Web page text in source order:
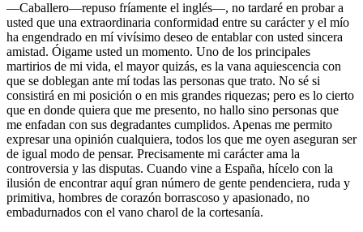
—Caballero—repuso fríamente el inglés—, no tardaré en probar a
usted que una extraordinaria conformidad entre su carácter y el mío
ha engendrado en mí vivísimo deseo de entablar con usted sincera
amistad. Óigame usted un momento. Uno de los principales
martirios de mi vida, el mayor quizás, es la vana aquiescencia con
que se doblegan ante mí todas las personas que trato. No sé si
consistirá en mi posición o en mis grandes riquezas; pero es lo cierto
que en donde quiera que me presento, no hallo sino personas que
me enfadan con sus degradantes cumplidos. Apenas me permito
expresar una opinión cualquiera, todos los que me oyen aseguran ser
de igual modo de pensar. Precisamente mi carácter ama la
controversia y las disputas. Cuando vine a España, hícelo con la
ilusión de encontrar aquí gran número de gente pendenciera, ruda y
primitiva, hombres de corazón borrascoso y apasionado, no
embadurnados con el vano charol de la cortesanía.